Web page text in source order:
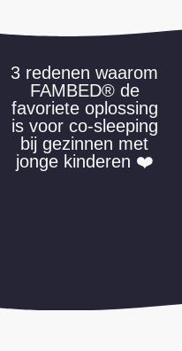
3 redenen waarom
FAMBED® de
favoriete oplossing
is voor co-sleeping
bij gezinnen met
jonge kinderen ❤️